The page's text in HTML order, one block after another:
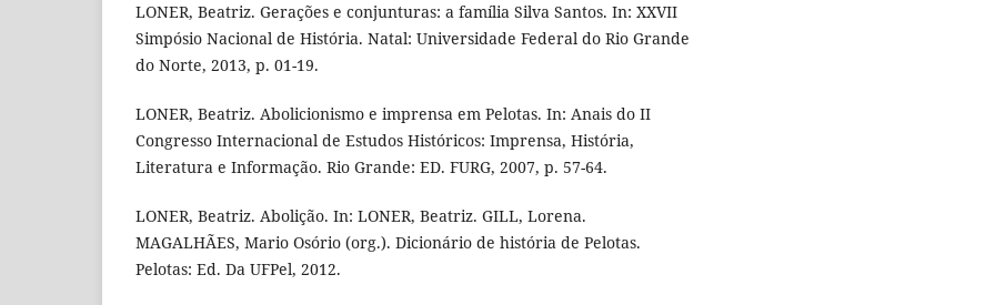
LONER, Beatriz. Gerações e conjunturas: a família Silva Santos. In: XXVII
Simpósio Nacional de História. Natal: Universidade Federal do Rio Grande
do Norte, 2013, p. 01-19.
LONER, Beatriz. Abolicionismo e imprensa em Pelotas. In: Anais do II
Congresso Internacional de Estudos Históricos: Imprensa, História,
Literatura e Informação. Rio Grande: ED. FURG, 2007, p. 57-64.
LONER, Beatriz. Abolição. In: LONER, Beatriz. GILL, Lorena.
MAGALHÃES, Mario Osório (org.). Dicionário de história de Pelotas.
Pelotas: Ed. Da UFPel, 2012.